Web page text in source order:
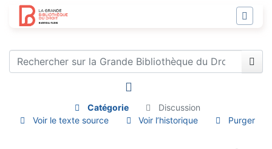
Catégorie
Discussion
Voir le texte source
Voir l’historique Purger